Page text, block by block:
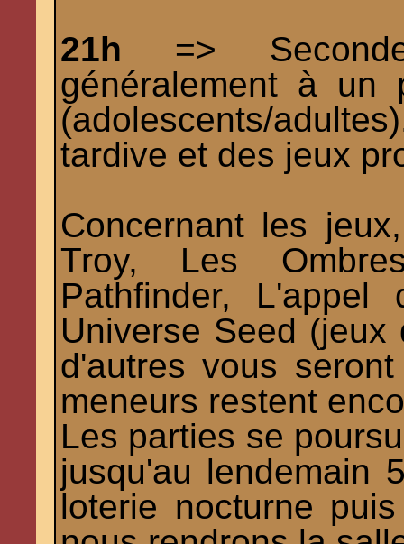
21h =>
généralement à un
(adolescents/
tardive et des jeux
Concernant les
Troy, Les
Pathfinder,
Universe Seed
d'autres vous
meneurs restent
Les parties se
jusqu'au lendemain
loterie nocturne